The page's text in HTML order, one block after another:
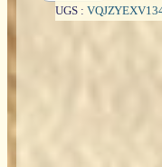
petite
encyclopédie
UGS :